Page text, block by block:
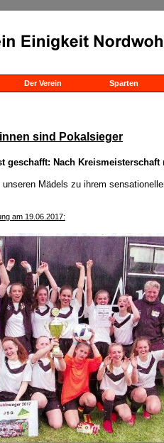
Der Verein Sparten
sind Pokalsieger
geschafft: Nach
unseren Mädels zu ihrem
am 19.06.2017: